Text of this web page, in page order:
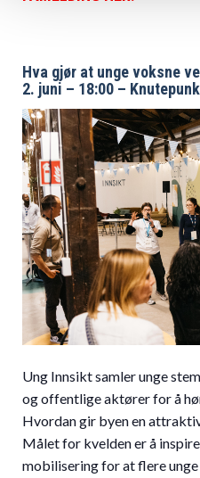
Hva gjør at unge voksne
2. juni – 18:00 –
Ung Innsikt samler unge
og offentlige aktører for å
Hvordan gir byen en
Målet for kvelden er å
mobilisering for at flere